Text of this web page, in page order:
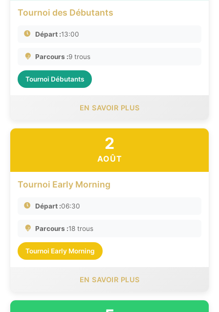
Tournoi des Débutants
Départ :13:00
Parcours :9 trous
Tournoi Débutants
EN SAVOIR PLUS
2
AOÛT
Tournoi Early Morning
Départ :06:30
Parcours :18 trous
Tournoi Early Morning
EN SAVOIR PLUS